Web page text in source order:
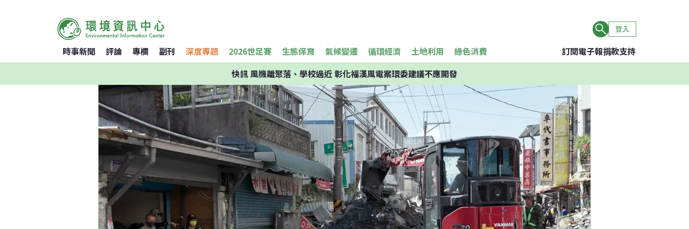
登入
時事新聞 評論 專欄 副刊 深度專題 2026世足賽 生態保育 氣候變遷 循環經濟 土地利用 綠色消費 訂閱電子報捐款支持
快訊風機離聚落、學校過近 彰化福漢風電案環委建議不應開發